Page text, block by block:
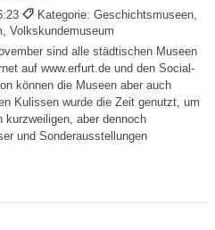
Kategorie: Geschichtsmuseen,
Volkskundemuseum
sind alle städtischen Museen
auf www.erfurt.de und den Social-
können die Museen aber auch
Kulissen wurde die Zeit genutzt, um
kurzweiligen, aber dennoch
und Sonderausstellungen